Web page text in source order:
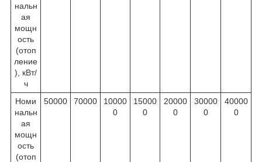
нальн
ая
мощн
ость
(отоп
ление
), кВт/
ч
Номи
нальн
ая
мощн
ость
(отоп
50000 70000
10000
0
15000
0
20000
0
30000
0
40000
0